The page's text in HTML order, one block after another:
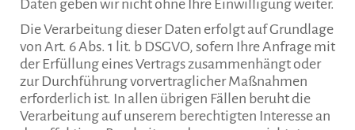
Daten geben wir nicht ohne Ihre Einwilligung weiter.
Die Verarbeitung dieser Daten erfolgt auf Grundlage
von Art. 6 Abs. 1 lit. b DSGVO, sofern Ihre Anfrage mit
der Erfüllung eines Vertrags zusammenhängt oder
zur Durchführung vorvertraglicher Maßnahmen
erforderlich ist. In allen übrigen Fällen beruht die
Verarbeitung auf unserem berechtigten Interesse an